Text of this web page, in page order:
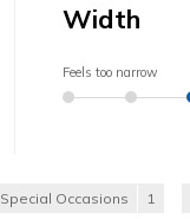
Width
Feels too narrow
Special Occasions 1